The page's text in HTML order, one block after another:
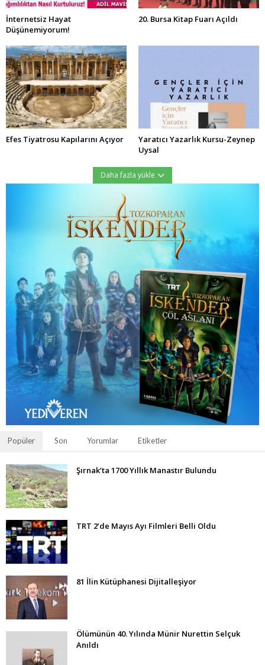
İnternetsiz Hayat
Düşünemiyorum!
20. Bursa Kitap Fuarı Açıldı
Efes Tiyatrosu Kapılarını Açıyor
Yaratıcı Yazarlık Kursu-Zeynep
Uysal
Daha fazla yükle
Popüler Son Yorumlar Etiketler
Şırnak’ta 1700 Yıllık Manastır Bulundu
TRT 2’de Mayıs Ayı Filmleri Belli Oldu
81 İlin Kütüphanesi Dijitalleşiyor
Ölümünün 40. Yılında Münir Nurettin Selçuk
Anıldı